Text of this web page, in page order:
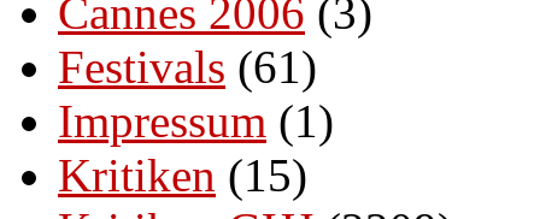
Cannes 2006 (3)
Festivals (61)
Impressum (1)
Kritiken (15)